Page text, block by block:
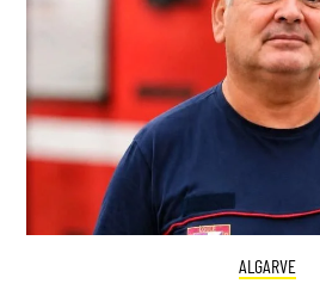
ALGARVE